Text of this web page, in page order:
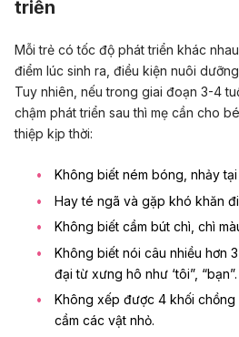
triển
Mỗi trẻ có tốc độ phát triển khác
điểm lúc sinh ra, điều kiện nuôi
Tuy nhiên, nếu trong giai đoạn 3-4
chậm phát triển sau thì mẹ cần cho
thiệp kịp thời:
Không biết ném bóng, nhảy
Hay té ngã và gặp khó khăn
Không biết cầm bút chì, chì
Không biết nói câu nhiều hơn
đại từ xưng hô như ‘tôi”, “bạn”.
Không xếp được 4 khối
cầm các vật nhỏ.